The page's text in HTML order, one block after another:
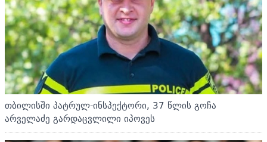
თბილისში პატრულ-ინსპექტორი, 37 წლის გოჩა
არველაძე გარდაცვლილი იპოვეს